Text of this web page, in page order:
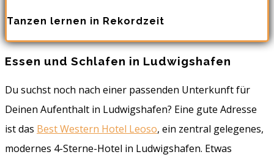
Tanzen lernen in Rekordzeit
Essen und Schlafen in Ludwigshafen
Du suchst noch nach einer passenden Unterkunft für
Deinen Aufenthalt in Ludwigshafen? Eine gute Adresse
ist das Best Western Hotel Leoso, ein zentral gelegenes,
modernes 4-Sterne-Hotel in Ludwigshafen. Etwas